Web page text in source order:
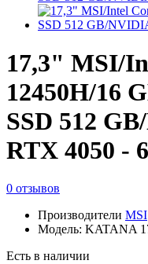
17,3" MSI/
12450H/16
SSD 512
RTX 4050 -
0 отзывов
Производители MSI
Модель: KATANA
Есть в наличии